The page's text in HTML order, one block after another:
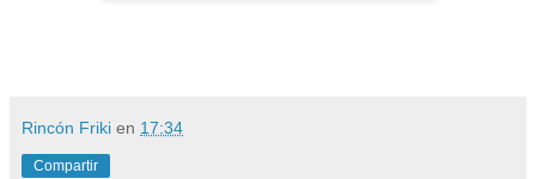
Rincón Friki en 17:34
Compartir